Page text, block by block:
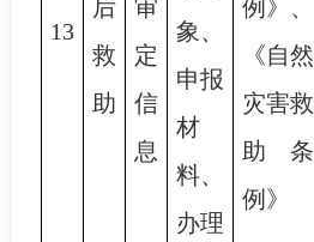
13
后
救
助
审
定
信
息
象、
申报
材
料、
办理
例》、
《自然
灾害救
助条
例》